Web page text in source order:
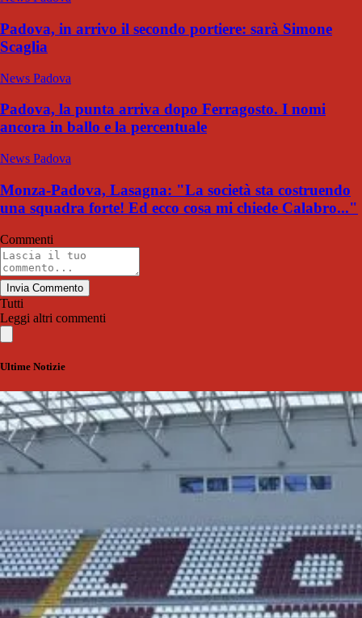
Padova, in arrivo il secondo portiere: sarà Simone
Scaglia
News Padova
Padova, la punta arriva dopo Ferragosto. I nomi
ancora in ballo e la percentuale
News Padova
Monza-Padova, Lasagna: "La società sta costruendo
una squadra forte! Ed ecco cosa mi chiede Calabro..."
Commenti
Invia Commento
Tutti
Leggi altri commenti
Ultime Notizie